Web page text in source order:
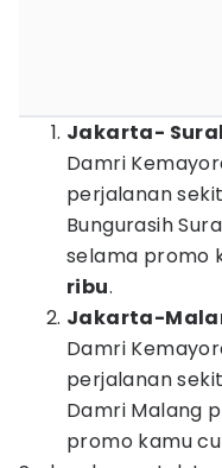
Jakarta-
Damri
perjalanan
Bungurasih
selama promo
ribu.
Jakarta-
Damri
perjalanan
Damri Malang
promo kamu